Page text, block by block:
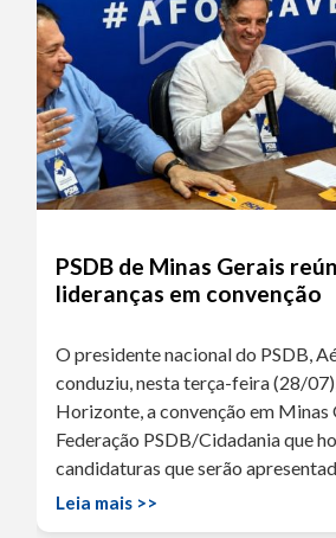
PSDB de Minas Gerais
lideranças em convenção
O presidente nacional do PSDB,
conduziu, nesta terça-feira (28/
Horizonte, a convenção em Minas
Federação PSDB/Cidadania que
candidaturas que serão
Leia mais >>